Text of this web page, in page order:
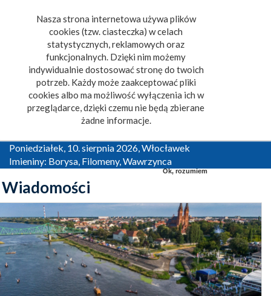
Nasza strona internetowa używa plików
cookies (tzw. ciasteczka) w celach
statystycznych, reklamowych oraz
funkcjonalnych. Dzięki nim możemy
indywidualnie dostosować stronę do twoich
potrzeb. Każdy może zaakceptować pliki
cookies albo ma możliwość wyłączenia ich w
przeglądarce, dzięki czemu nie będą zbierane
żadne informacje.
Ok, rozumiem
Poniedziałek, 10. sierpnia 2026, Włocławek
Imieniny: Borysa, Filomeny, Wawrzynca
Wiadomości